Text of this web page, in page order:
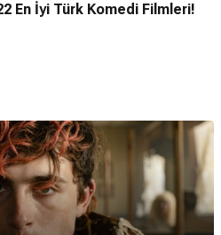
En İyi Türk Komedi Filmleri!